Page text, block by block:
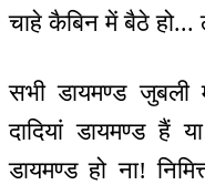
चाहे कैबिन में बैठे हो...
सभी डायमण्ड जुबली
दादियां डायमण्ड हैं
डायमण्ड हो ना!